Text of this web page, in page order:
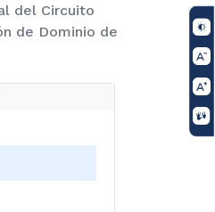
del Circuito
de Dominio de